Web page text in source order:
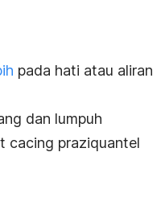
pada hati atau aliran
dan lumpuh
cacing praziquantel